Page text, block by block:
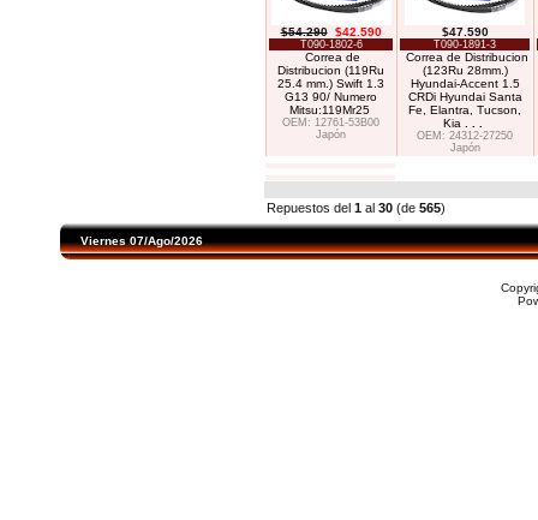
$54.290 $42.590
T090-1802-6
Correa de
Distribucion (119Ru
25.4 mm.) Swift 1.3
G13 90/ Numero
Mitsu:119Mr25
OEM: 12761-53B00
Japón
$47.590
T090-1891-3
Correa de Distribucion
(123Ru 28mm.)
Hyundai-Accent 1.5
CRDi Hyundai Santa
Fe, Elantra, Tucson,
Kia
OEM: 24312-27250
Japón
Repuestos del 1 al 30 (de 565)
Viernes 07/Ago/2026